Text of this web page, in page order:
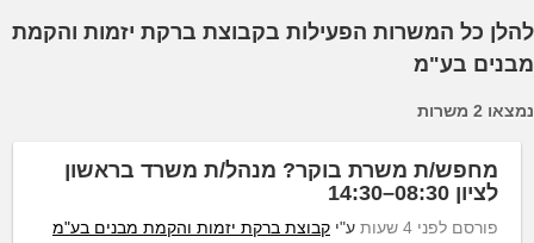
להלן כל המשרות הפעילות בקבוצת ברקת יזמות והקמת
מבנים בע"מ
נמצאו 2 משרות
מחפש/ת משרת בוקר? מנהל/ת משרד בראשון
לציון 08:30–14:30
פורסם לפני 4 שעות ע"י קבוצת ברקת יזמות והקמת מבנים בע"מ